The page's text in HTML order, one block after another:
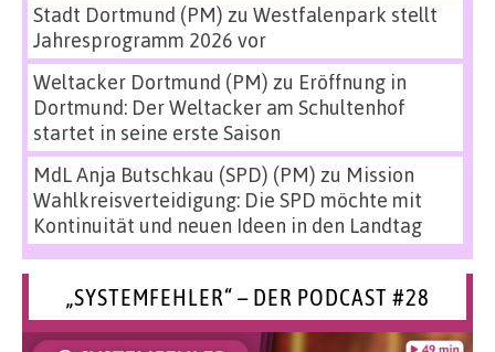
Stadt Dortmund (PM) zu Westfalenpark stellt
Jahresprogramm 2026 vor
Weltacker Dortmund (PM) zu Eröffnung in
Dortmund: Der Weltacker am Schultenhof
startet in seine erste Saison
MdL Anja Butschkau (SPD) (PM) zu Mission
Wahlkreisverteidigung: Die SPD möchte mit
Kontinuität und neuen Ideen in den Landtag
„SYSTEMFEHLER“ – DER PODCAST #28